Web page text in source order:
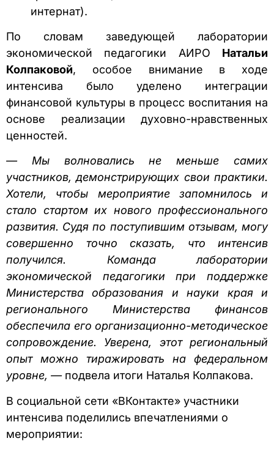
интернат).
По словам заведующей лаборатории
экономической педагогики АИРО Натальи
Колпаковой, особое внимание в ходе
интенсива было уделено интеграции
финансовой культуры в процесс воспитания на
основе реализации духовно-нравственных
ценностей.
— Мы волновались не меньше самих
участников, демонстрирующих свои практики.
Хотели, чтобы мероприятие запомнилось и
стало стартом их нового профессионального
развития. Судя по поступившим отзывам, могу
совершенно точно сказать, что интенсив
получился. Команда лаборатории
экономической педагогики при поддержке
Министерства образования и науки края и
регионального Министерства финансов
обеспечила его организационно-методическое
сопровождение. Уверена, этот региональный
опыт можно тиражировать на федеральном
уровне, — подвела итоги Наталья Колпакова.
В социальной сети «ВКонтакте» участники
интенсива поделились впечатлениями о
мероприятии: